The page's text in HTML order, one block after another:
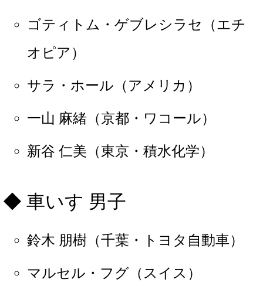
ゴティトム・ゲブレシラセ（エチ
オピア）
サラ・ホール（アメリカ）
一山 麻緒（京都・ワコール）
新谷 仁美（東京・積水化学）
車いす 男子
鈴木 朋樹（千葉・トヨタ自動車）
マルセル・フグ（スイス）